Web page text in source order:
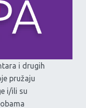
i drugih
pružaju
i/ili su